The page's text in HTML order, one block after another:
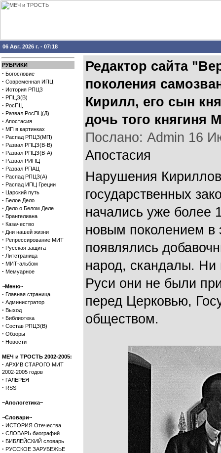
06 Авг, 2026 г. - 07:18
РУБРИКИ
· Богословие
· Современная ИПЦ
· История РПЦЗ
· РПЦЗ(В)
· РосПЦ
· Развал РосПЦ(Д)
· Апостасия
· МП в картинках
· Распад РПЦЗ(МП)
· Развал РПЦЗ(В-В)
· Развал РПЦЗ(В-А)
· Развал РИПЦ
· Развал РПАЦ
· Распад РПЦЗ(А)
· Распад ИПЦ Греции
· Царский путь
· Белое Дело
· Дело о Белом Деле
· Врангелиана
· Казачество
· Дни нашей жизни
· Репрессирование МИТ
· Русская защита
· Литстраница
· МИТ-альбом
· Мемуарное
~Меню~
· Главная страница
· Администратор
· Выход
· Библиотека
· Состав РПЦЗ(В)
· Обзоры
· Новости
МЕЧ и ТРОСТЬ 2002-2005:
· АРХИВ СТАРОГО МИТ
2002-2005 годов
· ГАЛЕРЕЯ
· RSS
~Апологетика~
~Словари~
· ИСТОРИЯ Отечества
· СЛОВАРЬ биографий
· БИБЛЕЙСКИЙ словарь
· РУССКОЕ ЗАРУБЕЖЬЕ
Редактор сайта
поколения
Кирилл, его сын
дочь того княгиня
Послано: Admin 16
Апостасия
Нарушения
государственных
начались уже более
новым поколением в
появлялись
народ, скандалы. Ни
Руси они не были
перед Церковью,
обществом.